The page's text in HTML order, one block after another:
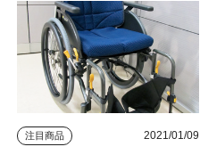
注目商品 2021/01/09